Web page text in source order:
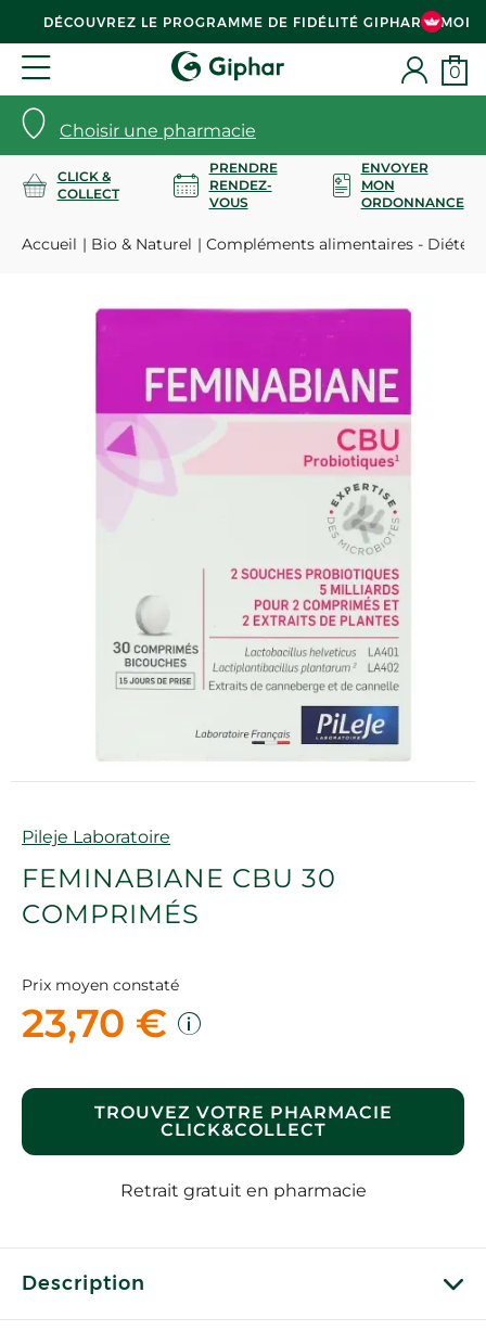
DÉCOUVREZ LE PROGRAMME DE FIDÉLITÉ GIPHAR & MOI
Choisir une pharmacie
0
CLICK &
COLLECT
PRENDRE
RENDEZ-
VOUS
ENVOYER
MON
ORDONNANCE
Accueil Bio & Naturel Compléments alimentaires -
Marque
Pileje Laboratoire
FEMINABIANE CBU 30
COMPRIMÉS
Prix moyen constaté
23,70 €
TROUVEZ VOTRE PHARMACIE
CLICK&COLLECT
Retrait gratuit en pharmacie
Description